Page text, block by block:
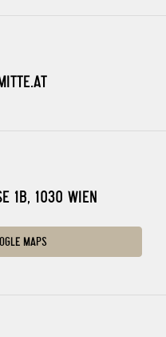
1B, 1030 WIEN
MAPS